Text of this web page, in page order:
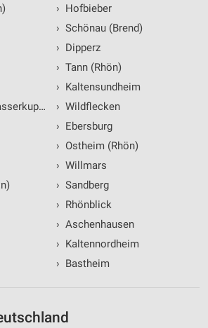
› Hofbieber
› Schönau (Brend)
› Dipperz
› Tann (Rhön)
› Kaltensundheim
› Wildflecken
› Ebersburg
› Ostheim (Rhön)
› Willmars
› Sandberg
› Rhönblick
› Aschenhausen
› Kaltennordheim
› Bastheim